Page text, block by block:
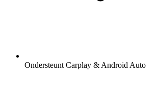
Ondersteunt Carplay & Android Auto